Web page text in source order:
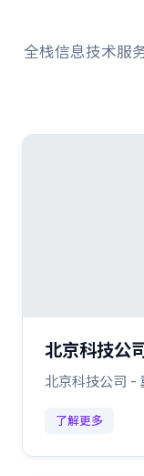
全栈信息技术服
北京科技公
北京科技公司 -
了解更多